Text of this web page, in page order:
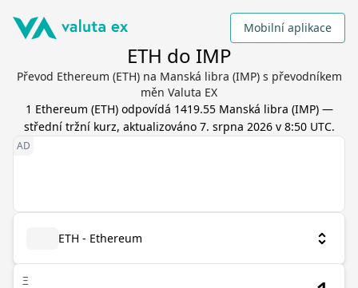
Mobilní aplikace
ETH do IMP
Převod Ethereum (ETH) na Manská libra (IMP) s převodníkem
měn Valuta EX
1 Ethereum (ETH) odpovídá 1419.55 Manská libra (IMP) —
střední tržní kurz, aktualizováno 7. srpna 2026 v 8:50 UTC.
ETH - Ethereum
Ξ